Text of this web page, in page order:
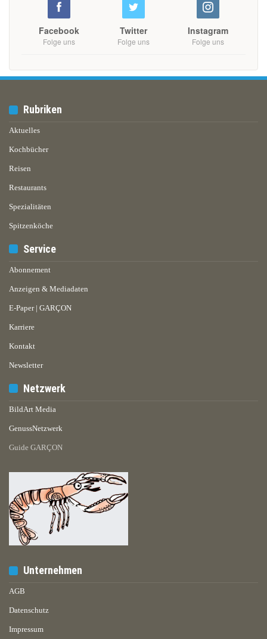
Facebook
Folge uns
Twitter
Folge uns
Instagram
Folge uns
Rubriken
Aktuelles
Kochbücher
Reisen
Restaurants
Spezialitäten
Spitzenköche
Service
Abonnement
Anzeigen & Mediadaten
E-Paper | GARÇON
Karriere
Kontakt
Newsletter
Netzwerk
BildArt Media
GenussNetzwerk
Guide GARÇON
Unternehmen
AGB
Datenschutz
Impressum